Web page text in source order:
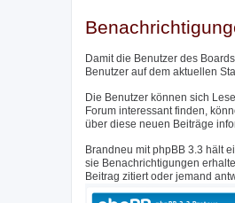
Damit die Benutzer des
Benutzer auf dem aktuellen
Die Benutzer können sich
Forum interessant finden,
über diese neuen Beiträge
Brandneu mit phpBB 3.3 hält
sie Benachrichtigungen
Beitrag zitiert oder jemand